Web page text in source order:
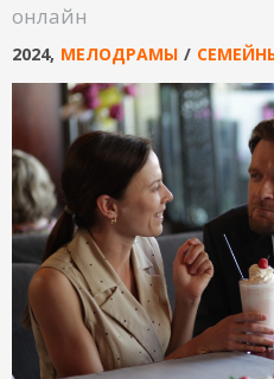
УЖЕ СМОТРЕЛ
онлайн
2024, МЕЛОДРАМЫ /